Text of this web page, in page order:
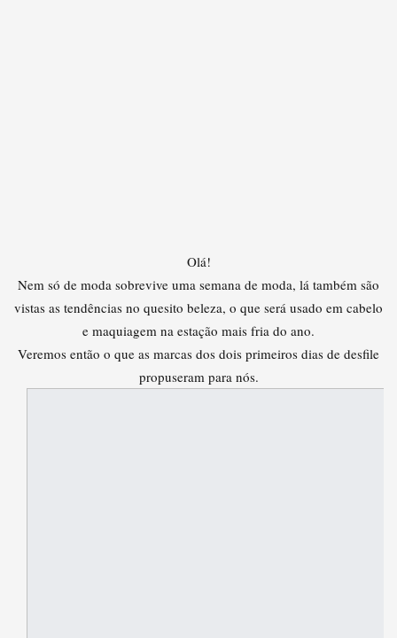
Olá!
Nem só de moda sobrevive uma semana de moda, lá também são
vistas as tendências no quesito beleza, o que será usado em cabelo
e maquiagem na estação mais fria do ano.
Veremos então o que as marcas dos dois primeiros dias de desfile
propuseram para nós.